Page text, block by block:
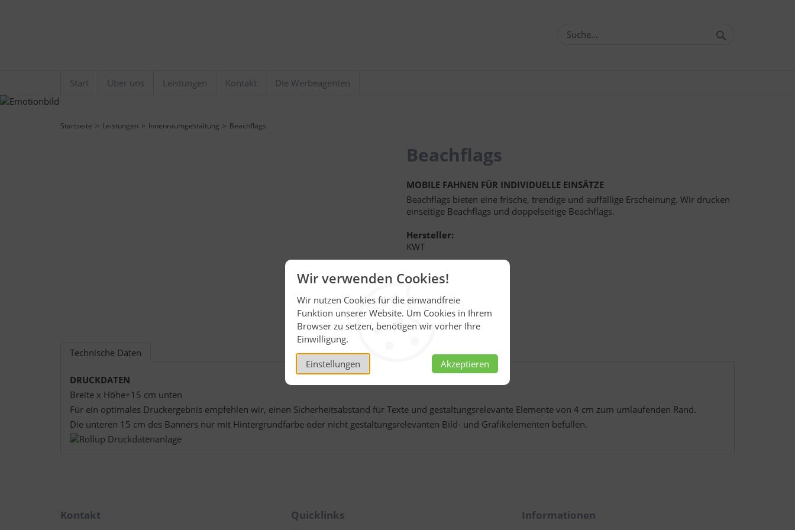
Wir verwenden Cookies!
Wir nutzen Cookies für die einwandfreie
Funktion unserer Website. Um Cookies in Ihrem
Browser zu setzen, benötigen wir vorher Ihre
Einwilligung.
Einstellungen Akzeptieren
Start Über uns Leistungen Kontakt Die Werbeagenten
Startseite Leistungen Innenraumgestaltung Beachflags
Beachflags
MOBILE FAHNEN FÜR INDIVIDUELLE EINSÄTZE
Beachflags bieten eine frische, trendige und auffällige Erscheinung. Wir drucken
einseitige Beachflags und doppelseitige Beachflags.
Hersteller:
KWT
Lieferzeit:
3 bis 5 Werktage
PREIS ANFRAGEN
Technische Daten
DRUCKDATEN
Breite x Höhe+15 cm unten
Für ein optimales Druckergebnis empfehlen wir, einen Sicherheitsabstand für Texte und gestaltungsrelevante Elemente von 4 cm zum umlaufenden Rand.
Die unteren 15 cm des Banners nur mit Hintergrundfarbe oder nicht gestaltungsrelevanten Bild- und Grafikelementen befüllen.
Kontakt Quicklinks Informationen